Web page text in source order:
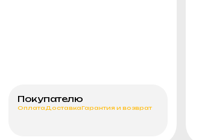
Покупателю
Оплата ДоставкаГарантия и возврат